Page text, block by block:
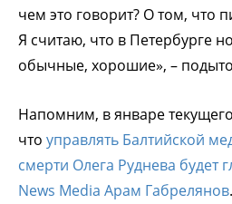
чем это говорит? О том, что
Я считаю, что в Петербурге
обычные, хорошие», –
Напомним, в январе
что управлять Балтийской
смерти Олега Руднева будет
News Media Арам Габрелянов